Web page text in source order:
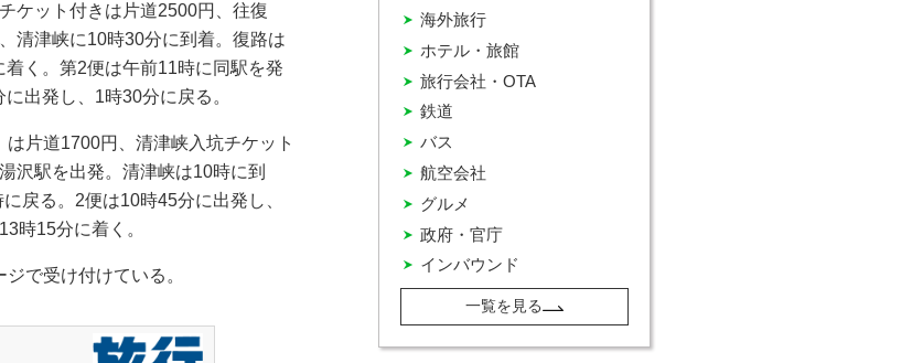
ケット付きは片道2500円、往復
清津峡に10時30分に到着。復路は
く。第2便は午前11時に同駅を発
出発し、1時30分に戻る。
片道1700円、清津峡入坑チケット
沢駅を出発。清津峡は10時に到
戻る。2便は10時45分に出発し、
時15分に着く。
で受け付けている。
インバウンド
グルメ
バス
ホテル・旅館
政府・官庁
旅行会社・OTA
海外旅行
航空会社
鉄道
一覧を見る